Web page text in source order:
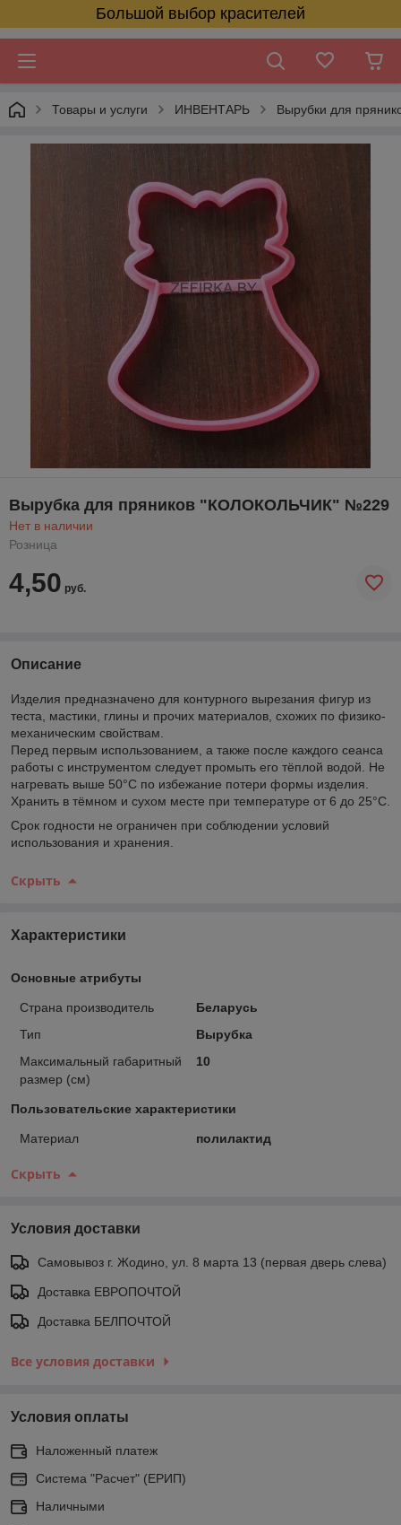
Большой выбор красителей
Товары и услуги ИНВЕНТАРЬ Вырубки для
Вырубка для пряников "КОЛОКОЛЬЧИК" №229
Нет в наличии
Розница
4,50 руб.
Описание
Изделия предназначено для контурного вырезания фигур из
теста, мастики, глины и прочих материалов, схожих по физико-
механическим свойствам.
Перед первым использованием, а также после каждого сеанса
работы с инструментом следует промыть его тёплой водой. Не
нагревать выше 50°С по избежание потери формы изделия.
Хранить в тёмном и сухом месте при температуре от 6 до 25°С.
Срок годности не ограничен при соблюдении условий
использования и хранения.
Скрыть
Характеристики
Основные атрибуты
Страна производитель
Беларусь
Тип
Вырубка
Максимальный габаритный
размер (см)
10
Пользовательские характеристики
Материал полилактид
Скрыть
Условия доставки
Самовывоз г. Жодино, ул. 8 марта 13 (первая дверь слева)
Доставка ЕВРОПОЧТОЙ
Доставка БЕЛПОЧТОЙ
Все условия доставки
Условия оплаты
Наложенный платеж
Система "Расчет" (ЕРИП)
Наличными